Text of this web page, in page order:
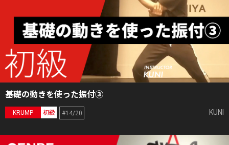
基礎の動きを使った振付③
KRUMP 初級 #14/20 KUNI